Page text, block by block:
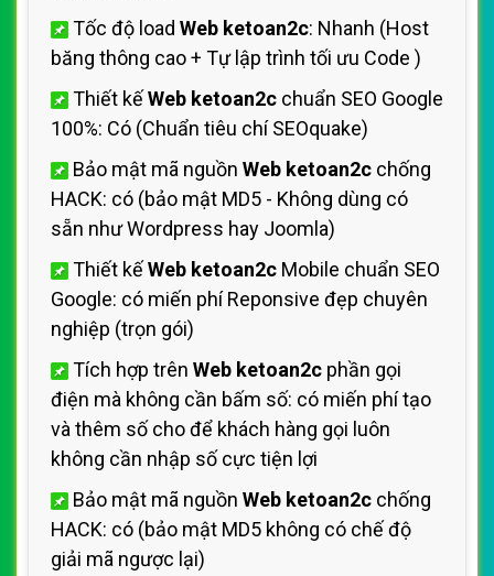
Tốc độ load Web ketoan2c: Nhanh (Host
băng thông cao + Tự lập trình tối ưu Code )
Thiết kếWeb ketoan2c chuẩn SEO Google
100%: Có (Chuẩn tiêu chí SEOquake)
Bảo mật mã nguồn Web ketoan2c chống
HACK: có (bảo mật MD5 - Không dùng có
sẵn như Wordpress hay Joomla)
Thiết kếWeb ketoan2c Mobile chuẩn SEO
Google: có miến phíReponsive đẹp chuyên
nghiệp (trọn gói)
Tích hợp trên Web ketoan2c phần gọi
điện mà không cần bấm số: có miến phí tạo
và thêm số chođể khách hàng gọi luôn
không cần nhập số cực tiện lợi
Bảo mật mã nguồn Web ketoan2c chống
HACK: có (bảo mật MD5 không có chế độ
giải mã ngược lại)